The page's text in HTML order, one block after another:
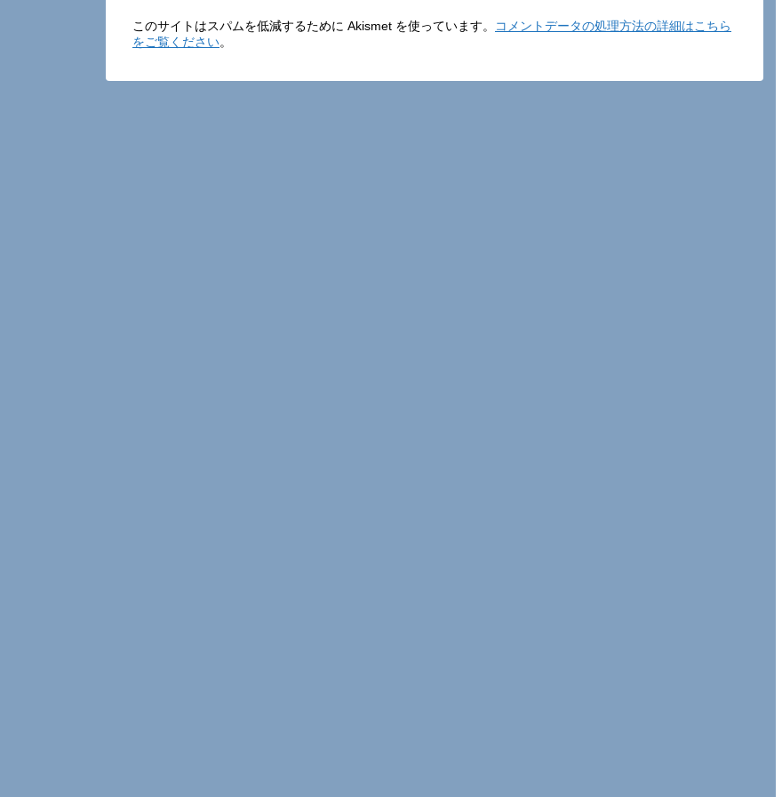
このサイトはスパムを低減するために Akismet を使っています。
コメントデータの処理方法の詳細はこちら
をご覧ください。